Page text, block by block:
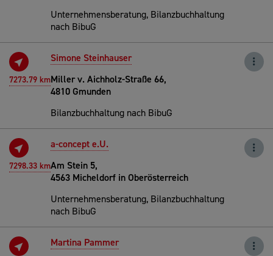
Unternehmensberatung, Bilanzbuchhaltung
nach BibuG
7273.79 km
Simone Steinhauser
Miller v. Aichholz-Straße 66,
4810 Gmunden
Bilanzbuchhaltung nach BibuG
7298.33 km
a-concept e.U.
Am Stein 5,
4563 Micheldorf in Oberösterreich
Unternehmensberatung, Bilanzbuchhaltung
nach BibuG
Martina Pammer